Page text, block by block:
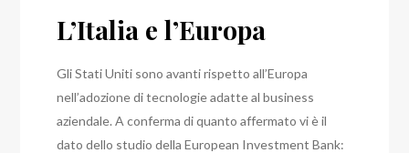
L’Italia e l’Europa
Gli Stati Uniti sono avanti rispetto all’Europa
nell’adozione di tecnologie adatte al business
aziendale. A conferma di quanto affermato vi è il
dato dello studio della European Investment Bank: